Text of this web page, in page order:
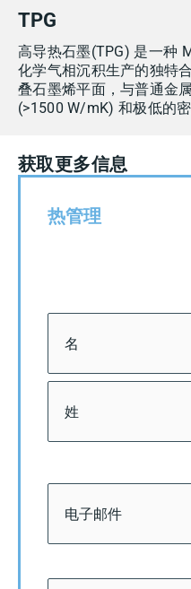
TPG
高导热石墨(TPG) 是一种
化学气相沉积生产的独特
叠石墨烯平面，与普通金
(>1500 W/mK) 和极低的
获取更多信息
热管理
页
页
*